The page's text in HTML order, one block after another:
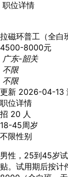
职位详情
拉磁环普工（全白
4500-8000元
广东-韶关
不限
不限
更新 2026-04-13
职位详情
招 20 人
18-45周岁
不限性别
男性，25到45岁
贴。试用期后按